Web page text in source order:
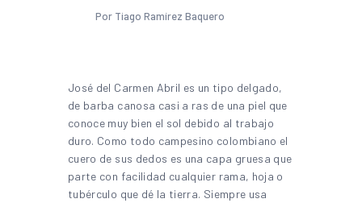
Por Tiago Ramírez Baquero
José del Carmen Abril es un tipo delgado,
de barba canosa casi a ras de una piel que
conoce muy bien el sol debido al trabajo
duro. Como todo campesino colombiano el
cuero de sus dedos es una capa gruesa que
parte con facilidad cualquier rama, hoja o
tubérculo que dé la tierra. Siempre usa